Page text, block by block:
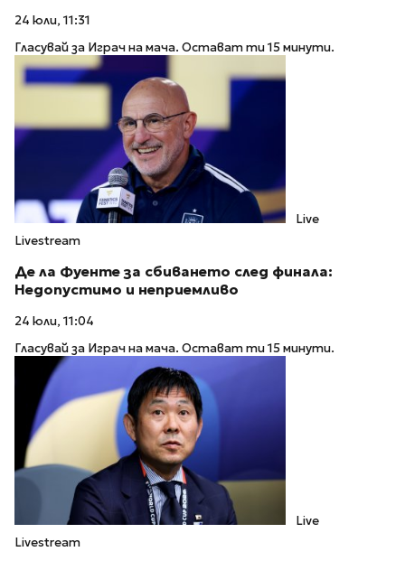
24 юли, 11:31
Гласувай за Играч на мача. Остават ти 15 минути.
Live
Livestream
Де ла Фуенте за сбиването след финала:
Недопустимо и неприемливо
24 юли, 11:04
Гласувай за Играч на мача. Остават ти 15 минути.
Live
Livestream